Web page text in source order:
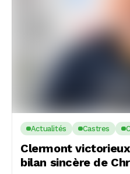
Actualités Castres
Clermont
bilan sincère de